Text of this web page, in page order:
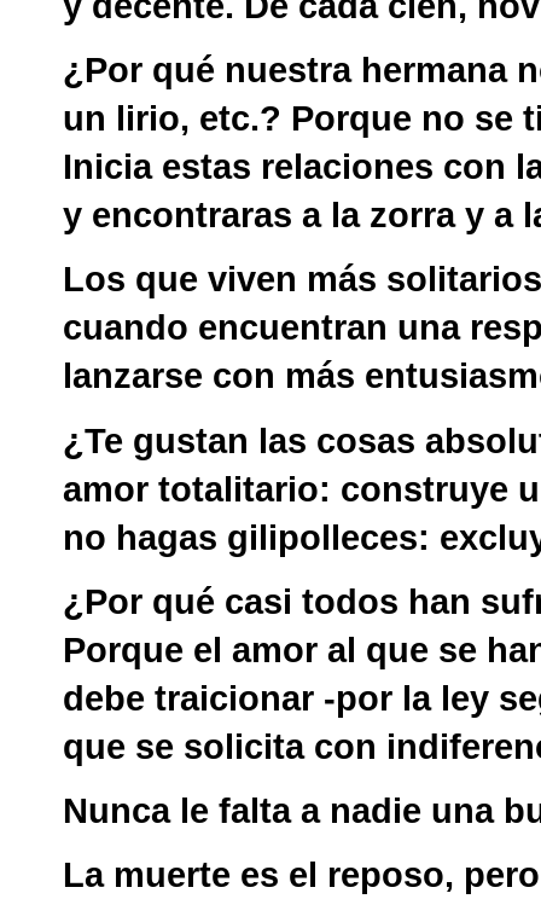
¿Por qué nuestra hermana
un lirio, etc.? Porque no se
Inicia estas relaciones con
y encontraras a la zorra y a
Los que viven más
cuando encuentran una
lanzarse con más
¿Te gustan las cosas
amor totalitario: construye
no hagas gilipolleces:
¿Por qué casi todos han
Porque el amor al que se
debe traicionar -por la ley
que se solicita con
Nunca le falta a nadie una
La muerte es el reposo,